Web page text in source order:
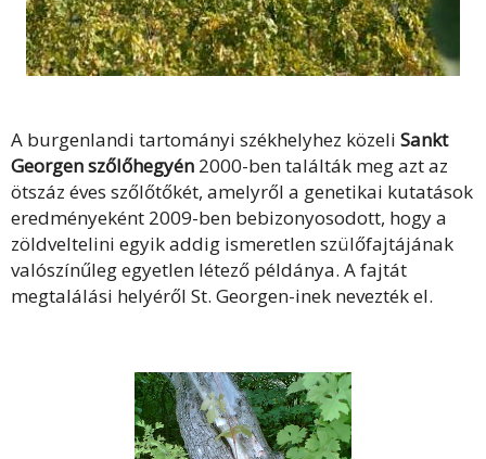
A burgenlandi tartományi székhelyhez közeli Sankt
Georgen szőlőhegyén 2000-ben találták meg azt az
ötszáz éves szőlőtőkét, amelyről a genetikai kutatások
eredményeként 2009-ben bebizonyosodott, hogy a
zöldveltelini egyik addig ismeretlen szülőfajtájának
valószínűleg egyetlen létező példánya. A fajtát
megtalálási helyéről St. Georgen-inek nevezték el.